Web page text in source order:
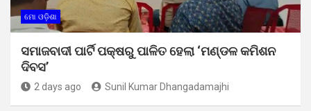
ମୋ ଓଡ଼ିଶା
ସମାଜବାଦୀ ପାର୍ଟି ପକ୍ଷରୁ ପାଳିତ ହେଲା ‘ମଣ୍ଡଳ କମିଶନ
ଦିବସ’
2 days ago Sunil Kumar Dhangadamajhi